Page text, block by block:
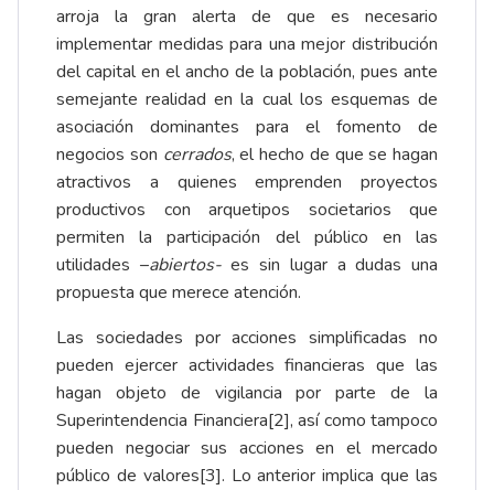
arroja la gran alerta de que es necesario
implementar medidas para una mejor distribución
del capital en el ancho de la población, pues ante
semejante realidad en la cual los esquemas de
asociación dominantes para el fomento de
negocios son cerrados, el hecho de que se hagan
atractivos a quienes emprenden proyectos
productivos con arquetipos societarios que
permiten la participación del público en las
utilidades –abiertos-es sin lugar a dudas una
propuesta que merece atención.
Las sociedades por acciones simplificadas no
pueden ejercer actividades financieras que las
hagan objeto de vigilancia por parte de la
Superintendencia Financiera[2], así como tampoco
pueden negociar sus acciones en el mercado
público de valores[3]. Lo anterior implica que las